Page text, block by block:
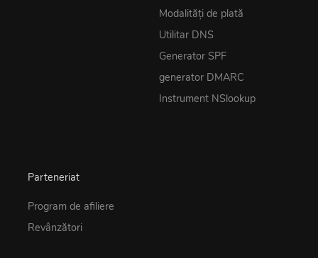
Modalități de plată
Utilitar DNS
Generator SPF
generator DMARC
Instrument NSlookup
Parteneriat
Program de afiliere
Revânzători